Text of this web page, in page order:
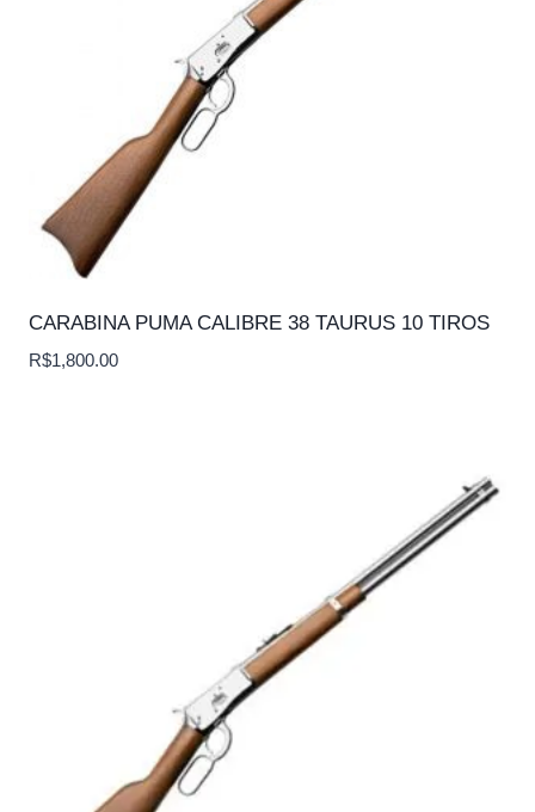
CARABINA PUMA CALIBRE 38 TAURUS 10 TIROS
R$1,800.00